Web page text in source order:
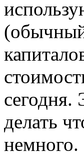
сегодня.
делать
немного.